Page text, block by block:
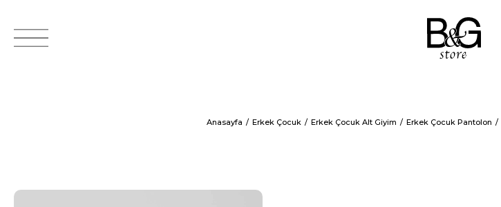
Anasayfa Erkek Çocuk Erkek Çocuk Alt Giyim Erkek Çocuk Pantolon